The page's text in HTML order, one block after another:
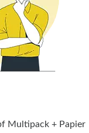
Multipack + Papier